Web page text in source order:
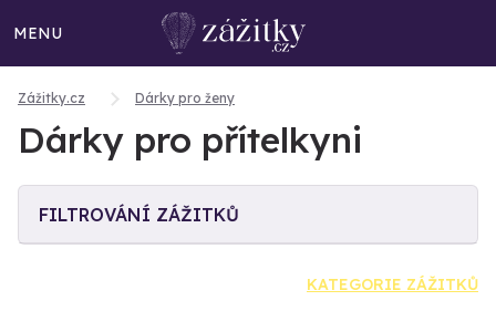
MENU
Zážitky.cz Dárky pro ženy
Dárky pro přítelkyni
FILTROVÁNÍ ZÁŽITKŮ
KATEGORIE ZÁŽITKŮ